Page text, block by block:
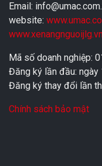
Email:
website:
Mã số doanh nghiệp:
Đăng ký lần đầu: ngày
Đăng ký thay đổi lần
Chính sách bảo mật